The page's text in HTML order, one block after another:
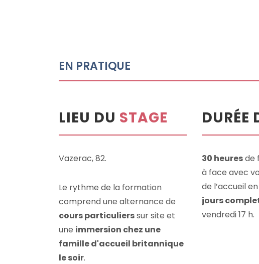
EN PRATIQUE
LIEU DU STAGE
Vazerac, 82.
Le rythme de la formation
comprend une alternance de
cours particulierssur site et
une immersion chez une
famille d'accueil britannique
le soir.
DURÉE
30 heuresde
à face avec
de l’accueil
jours
vendredi 17 h.